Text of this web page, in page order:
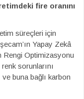
fire oranını
süreçleri için
Yapay Zekâ
Rengi Optimizasyonu
sorunlarını
ve buna bağlı karbon